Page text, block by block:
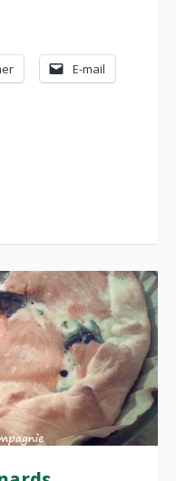
E-mail